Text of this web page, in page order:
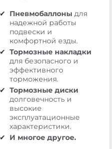
Пневмобаллоны для
надежной работы
подвески и
комфортной езды.
Тормозные накладки
для безопасного и
эффективного
торможения.
Тормозные диски
долговечность и
высокие
эксплуатационные
характеристики.
И многое другое.